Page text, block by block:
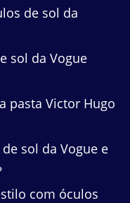
de sol da
sol da Vogue
pasta Victor Hugo
sol da Vogue e
com óculos